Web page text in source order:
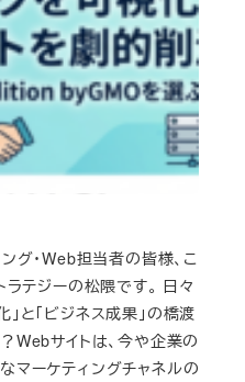
グ・Web担当者の皆様、こ
ラテジーの松隈です。 日々
と「ビジネス成果」の橋渡
Webサイトは、今や企業の
マーケティングチャネルの